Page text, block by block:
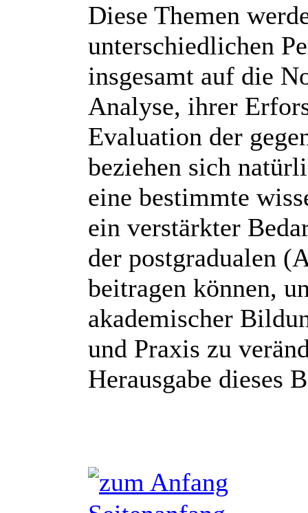
Diese Themen
unterschiedlichen
insgesamt auf die
Analyse, ihrer
Evaluation der
beziehen sich
eine bestimmte
ein verstärkter
der postgradualen
beitragen können,
akademischer
und Praxis zu
Herausgabe dieses